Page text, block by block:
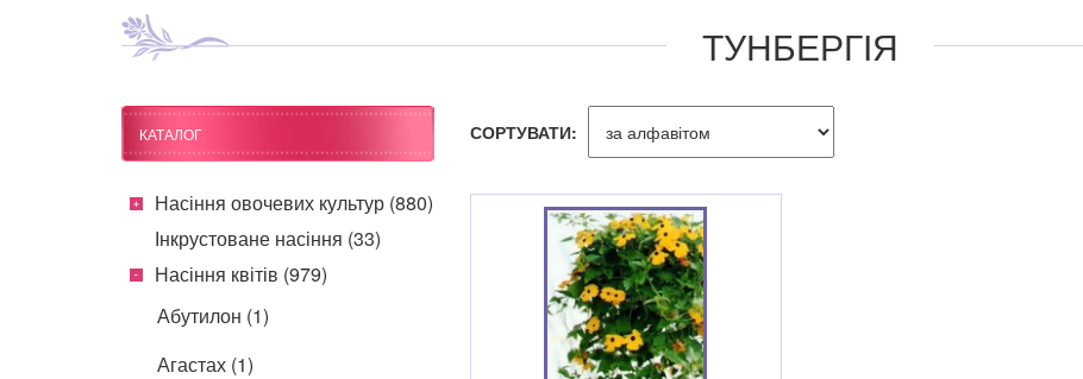
ТУНБЕРГІЯ
КАТАЛОГ
Насіння овочевих культур (880)
Інкрустоване насіння (33)
Насіння квітів (979)
Абутилон (1)
Агастах (1)
СОРТУВАТИ: